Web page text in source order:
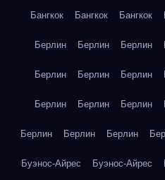
Бангкок Бангкок Бангкок
Берлин Берлин Берлин
Берлин Берлин Берлин
Берлин Берлин Берлин
Берлин Берлин Берлин
Буэнос-Айрес Буэнос-Айрес